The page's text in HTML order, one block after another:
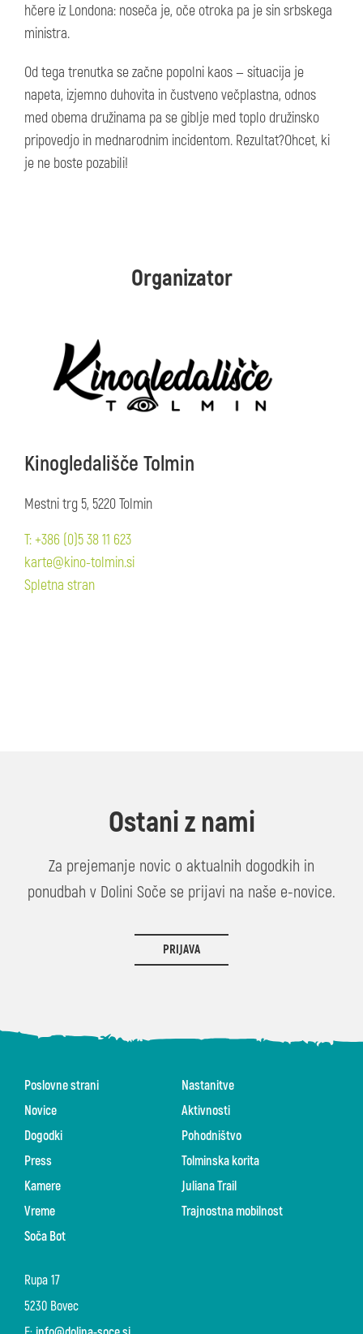
hčere iz Londona: noseča je, oče otroka pa je sin srbskega
ministra.
Od tega trenutka se začne popolni kaos — situacija je
napeta, izjemno duhovita in čustveno večplastna, odnos
med obema družinama pa se giblje med toplo družinsko
pripovedjo in mednarodnim incidentom. Rezultat?Ohcet, ki
je ne boste pozabili!
Organizator
Kinogledališče Tolmin
Mestni trg 5, 5220 Tolmin
T: +386 (0)5 38 11 623
karte@kino-tolmin.si
Spletna stran
Ostani z nami
Za prejemanje novic o aktualnih dogodkih in
ponudbah v Dolini Soče se prijavi na naše e-novice.
PRIJAVA
Rupa 17
5230 Bovec
Poslovne strani
Novice
Dogodki
Press
Kamere
Vreme
Soča Bot
Nastanitve
Aktivnosti
Pohodništvo
Tolminska korita
Juliana Trail
Trajnostna mobilnost